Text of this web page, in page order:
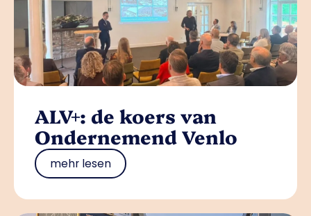
ALV+: de koers van
Ondernemend Venlo
mehr lesen